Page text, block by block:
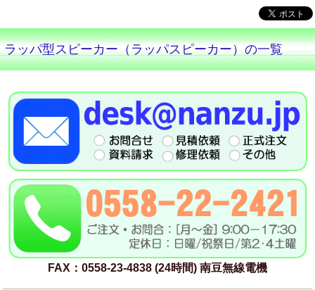
ラッパ型スピーカー（ラッパスピーカー）の一覧
FAX：0558-23-4838 (24時間) 南豆無線電機